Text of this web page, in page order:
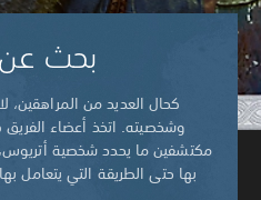
بحث
كحال العديد من المراهقين،
مكتشفين ما يحدد شخصية
بها حتى الطريقة التي يتعامل